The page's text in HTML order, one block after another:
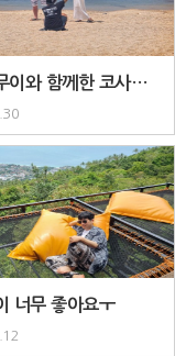
이와 함께한 코사무이
너무 좋아요ㅜ